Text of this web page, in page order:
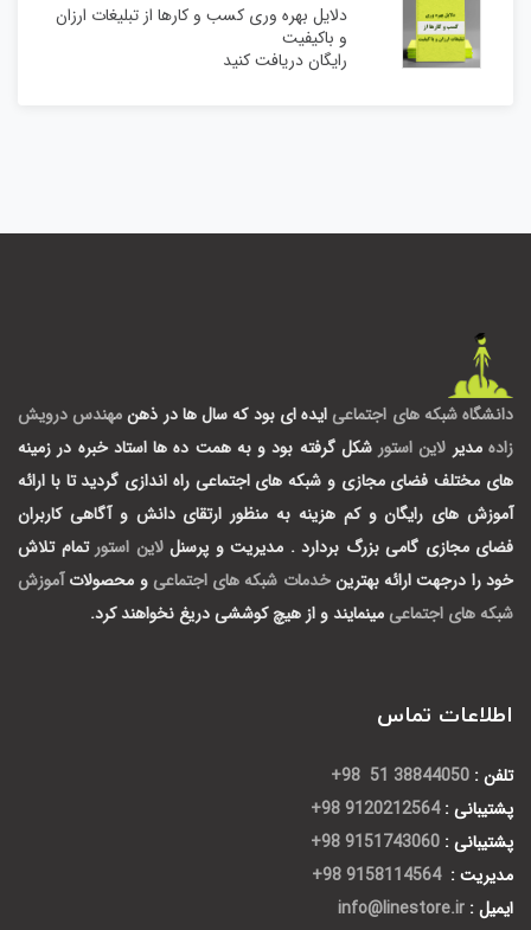
دلایل بهره وری کسب و کارها از تبلیغات ارزان
و باکیفیت
رایگان دریافت کنید
دانشگاه شبکه های اجتماعی ایده ای بود که سال ها در ذهنمهندس درویش
زاده مدیر لاین استور شکل گرفته بود و به همت ده ها استاد خبره در زمینه
های مختلف فضای مجازی و شبکه های اجتماعی راه اندازی گردید تا با ارائه
آموزش های رایگان و کم هزینه به منظور ارتقای دانش و آگاهی کاربران
فضای مجازی گامی بزرگ بردارد . مدیریت و پرسنللاین استور تمام تلاش
خود را درجهت ارائه بهترینخدمات شبکه های اجتماعی و محصولات آموزش
شبکه های اجتماعی مینمایند و از هیچ کوششی دریغ نخواهند کرد.
اطلاعات تماس
تلفن : 38844050 51 98+
پشتیبانی : 9120212564 98+
پشتیبانی : 9151743060 98+
مدیریت : 9158114564 98+
ایمیل : info@linestore.ir